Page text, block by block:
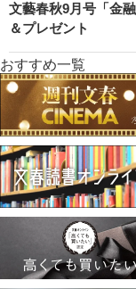
文藝春秋9月号「金
＆プレゼント
おすすめ一覧